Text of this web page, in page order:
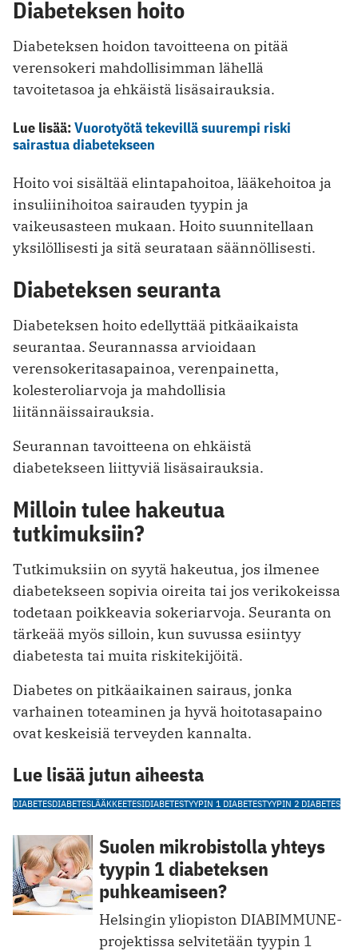
Diabeteksen hoito
Diabeteksen hoidon tavoitteena on pitää
verensokeri mahdollisimman lähellä
tavoitetasoa ja ehkäistä lisäsairauksia.
Lue lisää:Vuorotyötä tekevillä suurempi riski
sairastua diabetekseen
Hoito voi sisältää elintapahoitoa, lääkehoitoa ja
insuliinihoitoa sairauden tyypin ja
vaikeusasteen mukaan. Hoito suunnitellaan
yksilöllisesti ja sitä seurataan säännöllisesti.
Diabeteksen seuranta
Diabeteksen hoito edellyttää pitkäaikaista
seurantaa. Seurannassa arvioidaan
verensokeritasapainoa, verenpainetta,
kolesteroliarvoja ja mahdollisia
liitännäissairauksia.
Seurannan tavoitteena on ehkäistä
diabetekseen liittyviä lisäsairauksia.
Milloin tulee hakeutua
tutkimuksiin?
Tutkimuksiin on syytä hakeutua, jos ilmenee
diabetekseen sopivia oireita tai jos verikokeissa
todetaan poikkeavia sokeriarvoja. Seuranta on
tärkeää myös silloin, kun suvussa esiintyy
diabetesta tai muita riskitekijöitä.
Diabetes on pitkäaikainen sairaus, jonka
varhainen toteaminen ja hyvä hoitotasapaino
ovat keskeisiä terveyden kannalta.
Lue lisää jutun aiheesta
DIABETESDIABETESLÄÄKKEETESIDIABETESTYYPIN 1 DIABETESTYYPIN 2 DIABETES
Suolen mikrobistolla yhteys
tyypin 1 diabeteksen
puhkeamiseen?
Helsingin yliopiston DIABIMMUNE-
projektissa selvitetään tyypin 1